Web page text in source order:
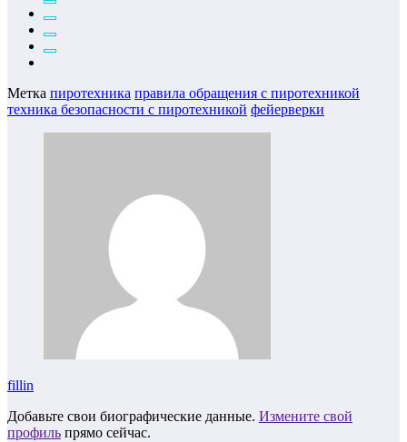
Метка пиротехника правила обращения с пиротехникой
техника безопасности с пиротехникой фейерверки
fillin
Добавьте свои биографические данные. Измените свой
профиль прямо сейчас.